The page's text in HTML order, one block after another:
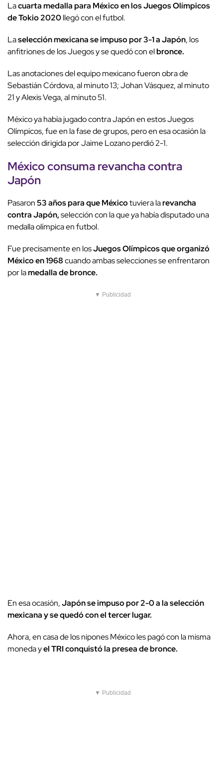
Lacuarta medalla para México en los Juegos Olímpicos
de Tokio 2020llegó con el futbol.
Laselección mexicana se impuso por 3-1 a Japón, los
anfitriones de los Juegos y se quedó con elbronce.
Las anotaciones del equipo mexicano fueron obra de
Sebastián Córdova, al minuto 13; Johan Vásquez, al minuto
21 y Alexis Vega, al minuto 51.
México ya había jugado contra Japón en estos Juegos
Olímpicos, fue en la fase de grupos, pero en esa ocasión la
selección dirigida por Jaime Lozano perdió 2-1.
México consuma revancha contra
Japón
Pasaron53 años para que Méxicotuviera larevancha
contra Japón,selección con la que ya había disputado una
medalla olímpica en futbol.
Fue precisamente en losJuegos Olímpicos que organizó
México en 1968cuando ambas selecciones se enfrentaron
por lamedalla de bronce.
▼ Publicidad
En esa ocasión,Japón se impuso por 2-0 a la selección
mexicana y se quedó con el tercer lugar.
Ahora, en casa de los nipones México les pagó con la misma
moneda yel TRI conquistó la presea de bronce.
▼ Publicidad